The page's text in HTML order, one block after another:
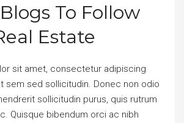
To Follow
Estate
sit amet, consectetur adipiscing
sem sed sollicitudin. Donec non odio
sollicitudin purus, quis rutrum
Quisque bibendum orci ac nibh